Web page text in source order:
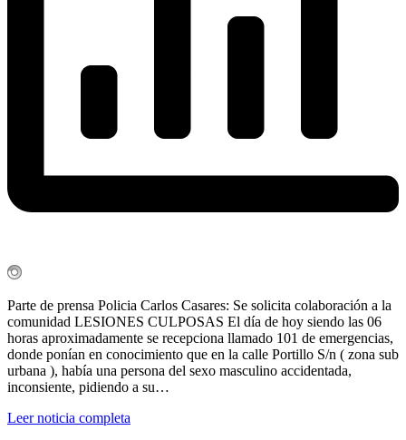
Parte de prensa Policia Carlos Casares: Se solicita colaboración a la
comunidad LESIONES CULPOSAS El día de hoy siendo las 06
horas aproximadamente se recepciona llamado 101 de emergencias,
donde ponían en conocimiento que en la calle Portillo S/n ( zona sub
urbana ), había una persona del sexo masculino accidentada,
inconsiente, pidiendo a su…
Leer noticia completa